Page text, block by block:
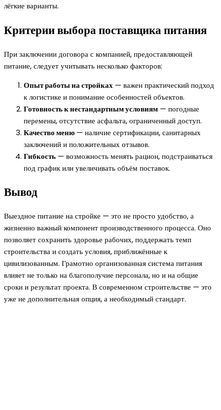
лёгкие варианты.
Критерии выбора поставщика питания
При заключении договора с компанией, предоставляющей
питание, следует учитывать несколько факторов:
Опыт работы на стройках — важен практический подход
к логистике и понимание особенностей объектов.
Готовность к нестандартным условиям — погодные
перемены, отсутствие асфальта, ограниченный доступ.
Качество меню — наличие сертификации, санитарных
заключений и положительных отзывов.
Гибкость — возможность менять рацион, подстраиваться
под график или увеличивать объём поставок.
Вывод
Выездное питание на стройке — это не просто удобство, а
жизненно важный компонент производственного процесса. Оно
позволяет сохранить здоровье рабочих, поддержать темп
строительства и создать условия, приближённые к
цивилизованным. Грамотно организованная система питания
влияет не только на благополучие персонала, но и на общие
сроки и результат проекта. В современном строительстве — это
уже не дополнительная опция, а необходимый стандарт.